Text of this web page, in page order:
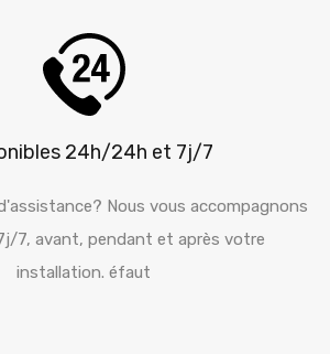
24h/24h et 7j/7
Nous vous accompagnons
7, avant, pendant et après votre
installation. éfaut